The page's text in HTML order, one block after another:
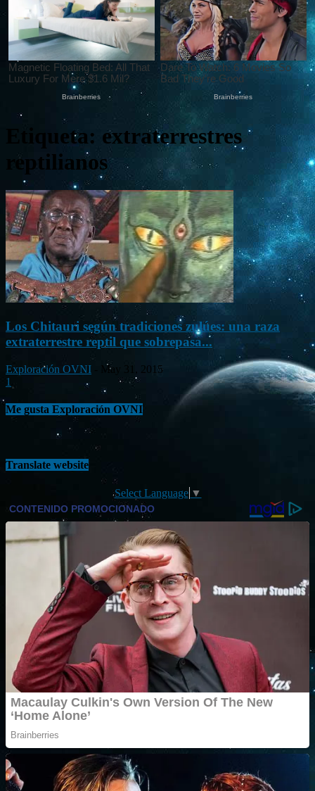
Etiqueta: extraterrestres
reptilianos
Los Chitauri según tradiciones zulúes: una raza
extraterrestre reptil que sobrepasa...
Exploración OVNI
May 31, 2015
1
Me gusta Exploración OVNI
Translate website
Select Language ▼